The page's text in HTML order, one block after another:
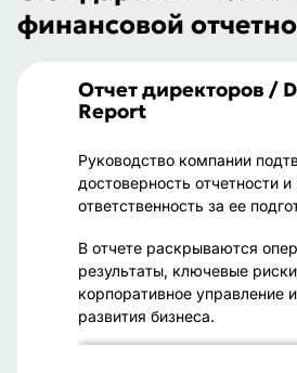
финансовой
Отчет директоров /
Report
Руководство компании
достоверность отчетности
ответственность за ее
В отчете раскрываются
результаты, ключевые
корпоративное управление
развития бизнеса.